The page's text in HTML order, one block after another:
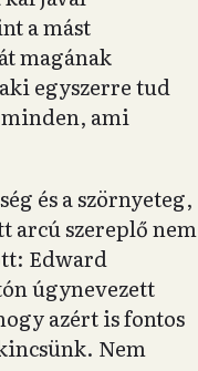
a mást
magának
egyszerre tud
ami
és a szörnyeteg,
arcú szereplő nem
Edward
úgynevezett
azért is fontos
Nem